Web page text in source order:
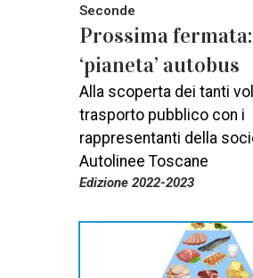
Seconde
Prossima fermata:
‘pianeta’ autobus
Alla scoperta dei tanti
trasporto pubblico con i
rappresentanti della
Autolinee Toscane
Edizione 2022-2023